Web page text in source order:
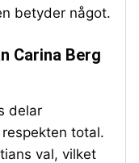
betyder något.
Carina Berg
delar
total.
val, vilket